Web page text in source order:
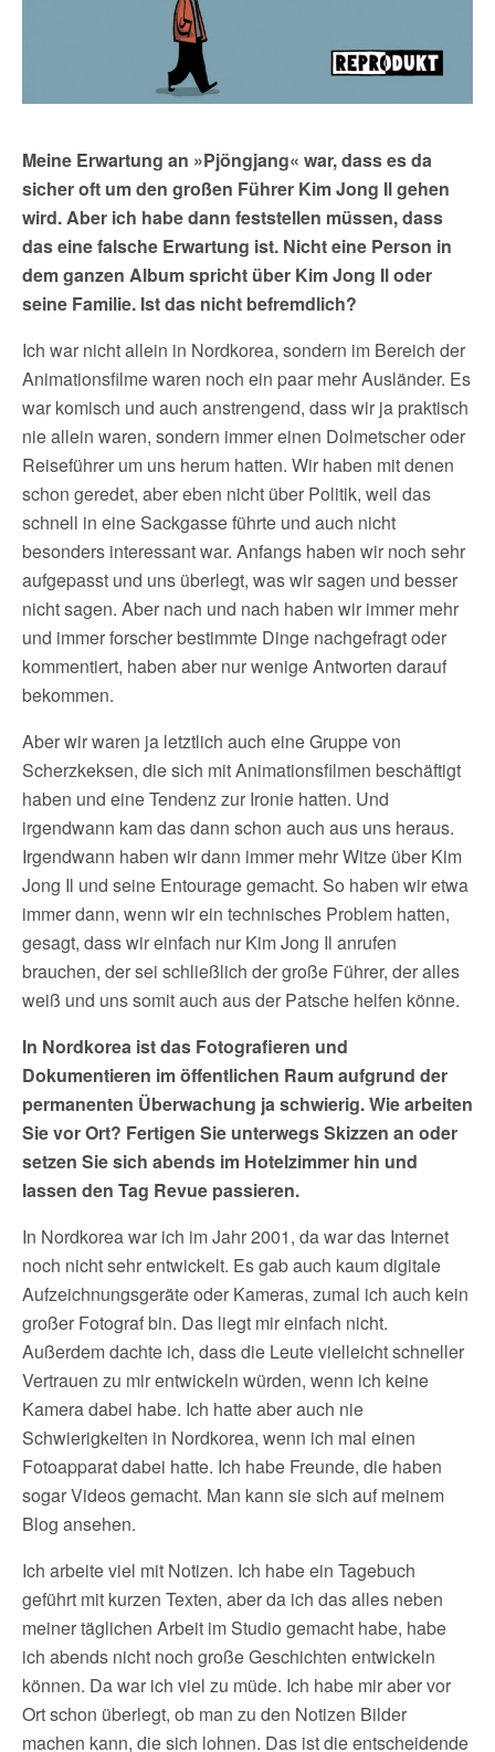
Meine Erwartung an »Pjöngjang« war, dass es da
sicher oft um den großen Führer Kim Jong Il gehen
wird. Aber ich habe dann feststellen müssen, dass
das eine falsche Erwartung ist. Nicht eine Person in
dem ganzen Album spricht über Kim Jong Il oder
seine Familie. Ist das nicht befremdlich?
Ich war nicht allein in Nordkorea, sondern im Bereich der
Animationsfilme waren noch ein paar mehr Ausländer. Es
war komisch und auch anstrengend, dass wir ja praktisch
nie allein waren, sondern immer einen Dolmetscher oder
Reiseführer um uns herum hatten. Wir haben mit denen
schon geredet, aber eben nicht über Politik, weil das
schnell in eine Sackgasse führte und auch nicht
besonders interessant war. Anfangs haben wir noch sehr
aufgepasst und uns überlegt, was wir sagen und besser
nicht sagen. Aber nach und nach haben wir immer mehr
und immer forscher bestimmte Dinge nachgefragt oder
kommentiert, haben aber nur wenige Antworten darauf
bekommen.
Aber wir waren ja letztlich auch eine Gruppe von
Scherzkeksen, die sich mit Animationsfilmen beschäftigt
haben und eine Tendenz zur Ironie hatten. Und
irgendwann kam das dann schon auch aus uns heraus.
Irgendwann haben wir dann immer mehr Witze über Kim
Jong Il und seine Entourage gemacht. So haben wir etwa
immer dann, wenn wir ein technisches Problem hatten,
gesagt, dass wir einfach nur Kim Jong Il anrufen
brauchen, der sei schließlich der große Führer, der alles
weiß und uns somit auch aus der Patsche helfen könne.
In Nordkorea ist das Fotografieren und
Dokumentieren im öffentlichen Raum aufgrund der
permanenten Überwachung ja schwierig. Wie arbeiten
Sie vor Ort? Fertigen Sie unterwegs Skizzen an oder
setzen Sie sich abends im Hotelzimmer hin und
lassen den Tag Revue passieren.
In Nordkorea war ich im Jahr 2001, da war das Internet
noch nicht sehr entwickelt. Es gab auch kaum digitale
Aufzeichnungsgeräte oder Kameras, zumal ich auch kein
großer Fotograf bin. Das liegt mir einfach nicht.
Außerdem dachte ich, dass die Leute vielleicht schneller
Vertrauen zu mir entwickeln würden, wenn ich keine
Kamera dabei habe. Ich hatte aber auch nie
Schwierigkeiten in Nordkorea, wenn ich mal einen
Fotoapparat dabei hatte. Ich habe Freunde, die haben
sogar Videos gemacht. Man kann sie sich auf meinem
Blog ansehen.
Ich arbeite viel mit Notizen. Ich habe ein Tagebuch
geführt mit kurzen Texten, aber da ich das alles neben
meiner täglichen Arbeit im Studio gemacht habe, habe
ich abends nicht noch große Geschichten entwickeln
können. Da war ich viel zu müde. Ich habe mir aber vor
Ort schon überlegt, ob man zu den Notizen Bilder
machen kann, die sich lohnen. Das ist die entscheidende